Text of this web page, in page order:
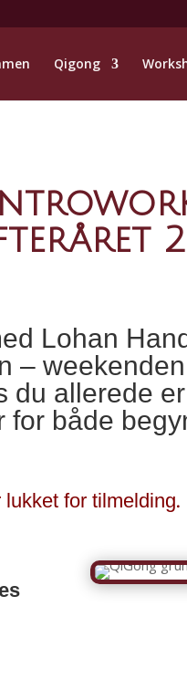
Qigong
Lohan
du allerede
både
for tilmelding.